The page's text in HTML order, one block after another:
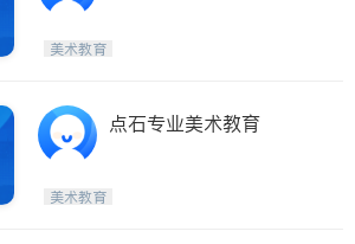
美术教育
点石专业美术教育
美术教育